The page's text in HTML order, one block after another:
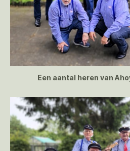
Een aantal heren van